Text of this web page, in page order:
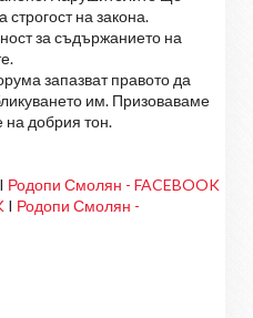
на закона.
за съдържанието на
запазват правото да
им. Призоваваме
на добрия тон.
I Родопи Смолян - FACEBOOK
I Родопи Смолян -